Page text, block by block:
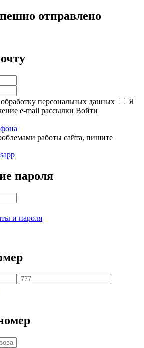
отправлено
персональных данных
Я
e-mail рассылки Войти
работы сайта, пишите
пароля
и пароля